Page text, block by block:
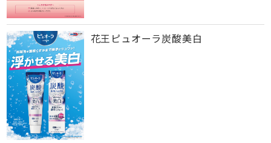
花王ピュオーラ炭酸美白